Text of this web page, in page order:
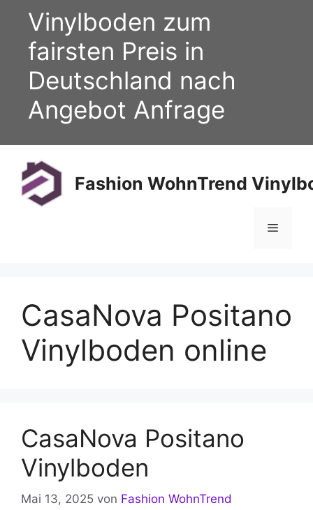
springen
Vinylboden zum
fairsten Preis in
Deutschland nach
Angebot Anfrage
Fashion WohnTrend
Menü
CasaNova Positano
Vinylboden online
CasaNova Positano
Vinylboden
Mai 13, 2025 von Fashion WohnTrend